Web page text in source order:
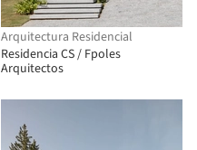
Arquitectura Residencial
Residencia CS / Fpoles
Arquitectos